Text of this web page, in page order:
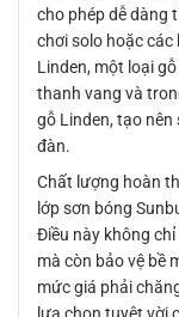
cho phép dễ dàng
chơi solo hoặc
Linden, một loại
thanh vang và
gỗ Linden, tạo
đàn.
Chất lượng hoàn
lớp sơn bóng
Điều này không
mà còn bảo vệ bề
mức giá phải